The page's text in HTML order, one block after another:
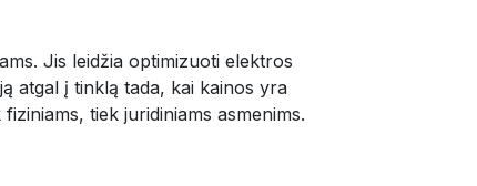
Jis leidžia optimizuoti elektros
atgal į tinklą tada, kai kainos yra
tiek juridiniams asmenims.